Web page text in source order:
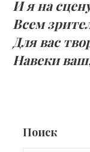
И я на
Всем
Для вас
Навеки
Поиск